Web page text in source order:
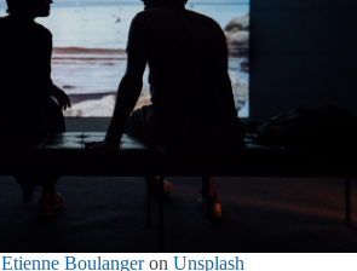
Etienne Boulangeron Unsplash